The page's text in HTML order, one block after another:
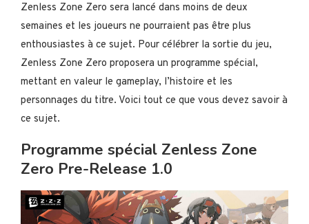
Zenless Zone Zero sera lancé dans moins de deux
semaines et les joueurs ne pourraient pas être plus
enthousiastes à ce sujet. Pour célébrer la sortie du jeu,
Zenless Zone Zero proposera un programme spécial,
mettant en valeur le gameplay, l’histoire et les
personnages du titre. Voici tout ce que vous devez savoir à
ce sujet.
Programme spécial Zenless Zone
Zero Pre-Release 1.0